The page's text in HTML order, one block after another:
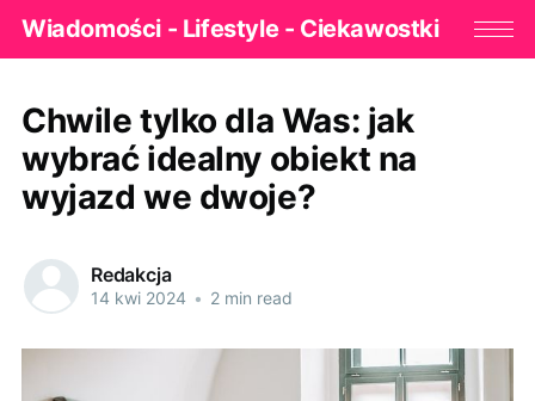
Wiadomości - Lifestyle - Ciekawostki
Chwile tylko dla Was: jak
wybrać idealny obiekt na
wyjazd we dwoje?
Redakcja
14 kwi 2024 • 2 min read